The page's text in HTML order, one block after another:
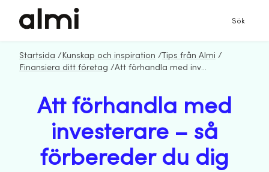
Sök
Startsida / Kunskap och inspiration /Tips från Almi /
Finansiera ditt företag / Att förhandla med investerare – så förbereder du dig
Att förhandla med
investerare – så
förbereder du dig